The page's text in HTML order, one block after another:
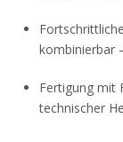
kombinierbar
Fertigung mit
technischer